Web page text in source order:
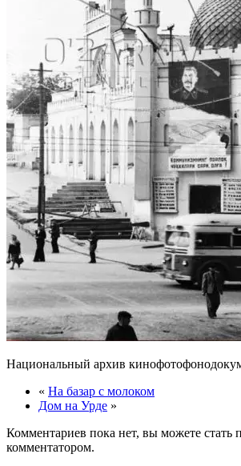
Национальный архив
« На базар с молоком
Дом на Урде »
Комментариев пока нет, вы можете стать
комментатором.